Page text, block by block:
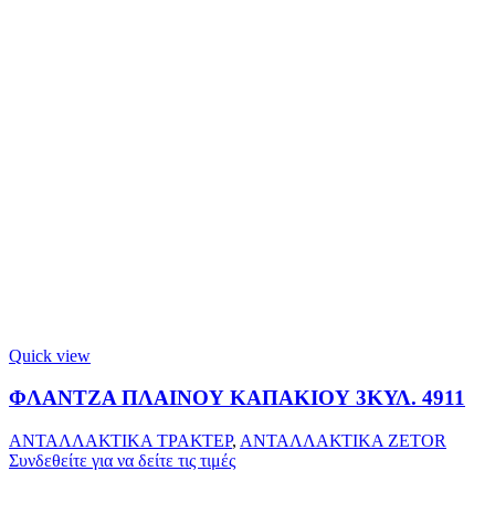
Quick view
ΦΛΑΝΤΖΑ ΠΛΑΙΝΟΥ ΚΑΠΑΚΙΟΥ 3ΚΥΛ. 4911
ΑΝΤΑΛΛΑΚΤΙΚΑ ΤΡΑΚΤΕΡ, ΑΝΤΑΛΛΑΚΤΙΚΑ ZETOR
Συνδεθείτε για να δείτε τις τιμές